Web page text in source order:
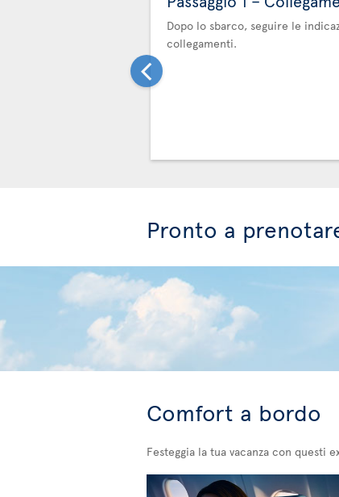
Dopo lo sbarco, seguire le
collegamenti.
Pronto a
Comfort a bordo
Festeggia la tua vacanza con questi